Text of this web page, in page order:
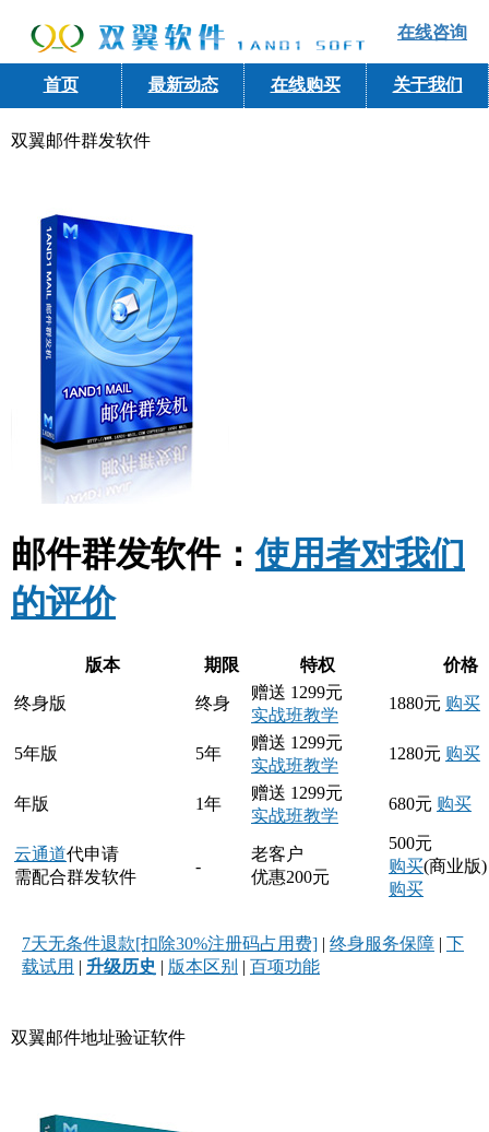
在线咨询
首页 最新动态 在线购买 关于我们
双翼邮件群发软件
邮件群发软件：使用者对我们
的评价
版本 期限 特权 价格
终身版 终身
赠送 1299元
实战班教学
1880元 购买
5年版 5年
赠送 1299元
实战班教学
1280元 购买
年版 1年
赠送 1299元
实战班教学
680元 购买
云通道代申请
需配合群发软件
-
老客户
优惠200元
500元
购买(商业版)
购买
7天无条件退款[扣除30%注册码占用费] | 终身服务保障 | 下
载试用 | 升级历史 | 版本区别 | 百项功能
双翼邮件地址验证软件